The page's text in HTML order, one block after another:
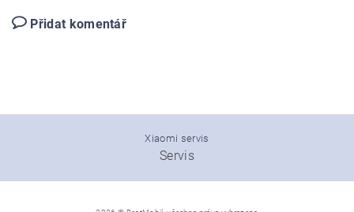
Přidat komentář
Xiaomi servis
Servis